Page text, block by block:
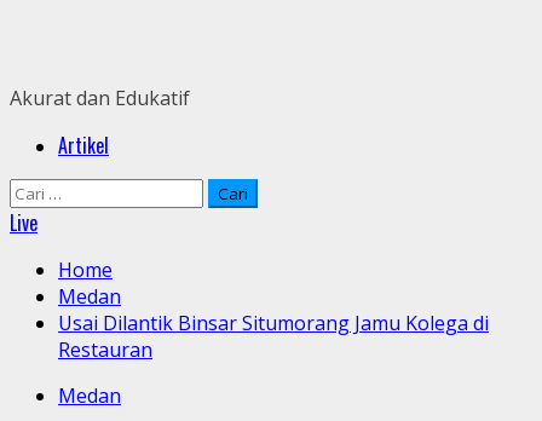
Akurat dan Edukatif
PrimaryArtikel
Cari
untuk:
Live
Home
Medan
Usai Dilantik Binsar Situmorang Jamu Kolega di
Restauran
Medan